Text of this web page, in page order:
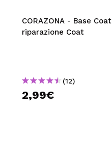
CORAZONA - Base Coat
riparazione Coat
(12)
2,99€